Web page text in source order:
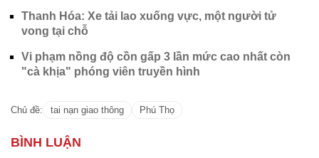
Thanh Hóa: Xe tải lao xuống vực, một người tử
vong tại chỗ
Vi phạm nồng độ cồn gấp 3 lần mức cao nhất còn
"cà khịa" phóng viên truyền hình
Chủ đề: tai nạn giao thông Phú Thọ